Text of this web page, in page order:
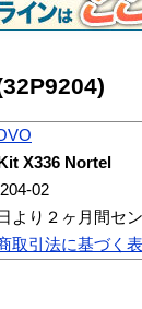
X336 Nortel
02
より２ヶ月間セ
取引法に基づく